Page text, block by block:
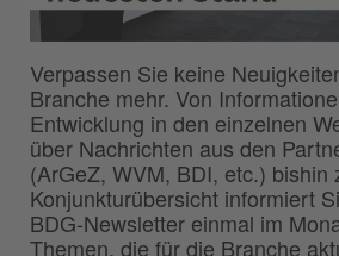
Verpassen Sie keine
Branche mehr. Von
Entwicklung in den einzelnen
über Nachrichten aus den
(ArGeZ, WVM, BDI, etc.) bishin
Konjunkturübersicht informiert
BDG-Newsletter einmal im
Themen, die für die Branche